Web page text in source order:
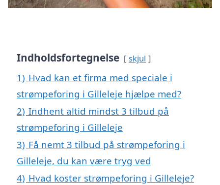
Indholdsfortegnelse skjul
1) Hvad kan et firma med speciale i
strømpeforing i Gilleleje hjælpe med?
2) Indhent altid mindst 3 tilbud på
strømpeforing i Gilleleje
3) Få nemt 3 tilbud på strømpeforing i
Gilleleje, du kan være tryg ved
4) Hvad koster strømpeforing i Gilleleje?